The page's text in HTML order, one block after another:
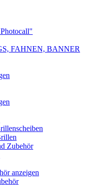
FAHNEN, BANNER
Zubehör
anzeigen